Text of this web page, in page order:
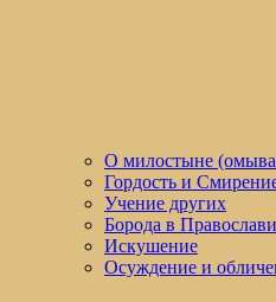
О милостыне
Гордость и
Учение других
Борода в
Искушение
Осуждение и